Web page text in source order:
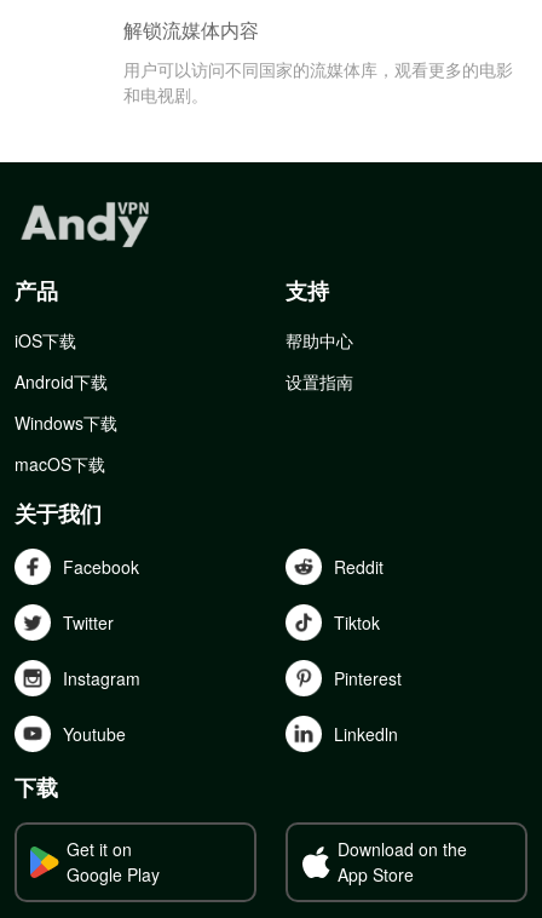
解锁流媒体内容
用户可以访问不同国家的流媒体库，观看更多的电影
和电视剧。
产品
iOS下载
Android下载
Windows下载
macOS下载
支持
帮助中心
设置指南
关于我们
Facebook Reddit
Twitter Tiktok
Instagram Pinterest
Youtube Linkedln
下载
Get it on
Google Play
Download on the
App Store